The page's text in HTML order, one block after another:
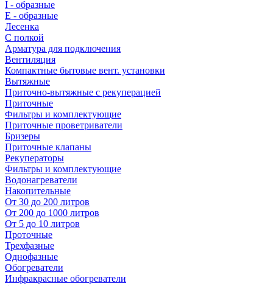
I - образные
E - образные
Лесенка
С полкой
Арматура для подключения
Вентиляция
Компактные бытовые вент. установки
Вытяжные
Приточно-вытяжные с рекуперацией
Приточные
Фильтры и комплектующие
Приточные проветриватели
Бризеры
Приточные клапаны
Рекуператоры
Фильтры и комплектующие
Водонагреватели
Накопительные
От 30 до 200 литров
От 200 до 1000 литров
От 5 до 10 литров
Проточные
Трехфазные
Однофазные
Обогреватели
Инфракрасные обогреватели